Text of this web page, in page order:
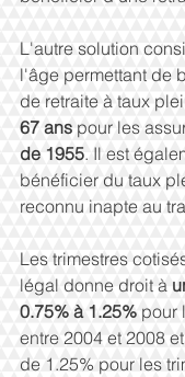
L'autre solution
l'âge permettant de
de retraite à taux
67 ans pour les
de 1955. Il est
bénéficier du taux
reconnu inapte au
Les trimestres
légal donne droit à
0.75% à 1.25% pour
entre 2004 et 2008
de 1.25% pour les